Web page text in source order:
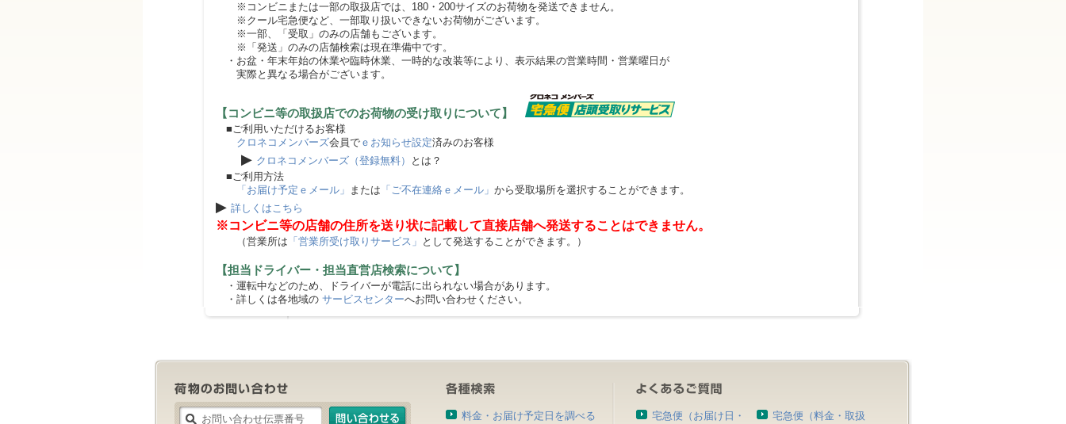
※コンビニまたは一部の取扱店では、180・200サイズのお荷物を発送できません。
※クール宅急便など、一部取り扱いできないお荷物がございます。
※一部、「受取」のみの店舗もございます。
※「発送」のみの店舗検索は現在準備中です。
・お盆・年末年始の休業や臨時休業、一時的な改装等により、表示結果の営業時間・営業曜日が
実際と異なる場合がございます。
【コンビニ等の取扱店でのお荷物の受け取りについて】
■ご利用いただけるお客様
クロネコメンバーズ会員で ｅお知らせ設定済みのお客様
▶ クロネコメンバーズ（登録無料）
とは？
■ご利用方法
「お届け予定ｅメール」 または 「ご不在連絡ｅメール」 から受取場所を選択することができます。
▶ 詳しくはこちら
※コンビニ等の店舗の住所を送り状に記載して直接店舗へ発送することはできません。
（営業所は 「営業所受け取りサービス」 として発送することができます。）
【担当ドライバー・担当直営店検索について】
・運転中などのため、ドライバーが電話に出られない場合があります。
・詳しくは各地域の サービスセンターへお問い合わせください。
料金・お届け予定日を調べる 宅急便（お届け日・ 宅急便（料金・取扱